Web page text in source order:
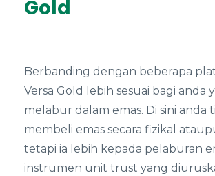
Gold
Berbanding dengan beberapa
Versa Gold lebih sesuai bagi anda
melabur dalam emas. Di sini anda
membeli emas secara fizikal
tetapi ia lebih kepada pelaburan
instrumen unit trust yang